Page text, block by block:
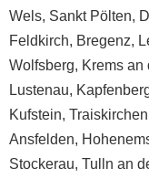
Wels, Sankt Pölten,
Feldkirch, Bregenz,
Wolfsberg, Krems an
Lustenau,
Kufstein, Traiskirchen
Ansfelden,
Stockerau, Tulln an